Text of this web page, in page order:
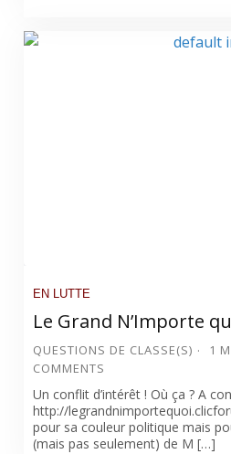
EN LUTTE
Le Grand N’Importe
QUESTIONS DE CLASSE(S) 1
COMMENTS
Un conflit d’intérêt ! Où ça ? A
http://
pour sa couleur politique mais
(mais pas seulement) de M […]